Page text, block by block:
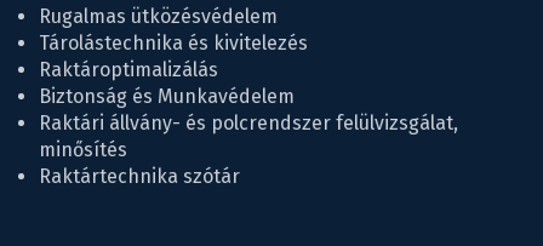
Rugalmas ütközésvédelem
Tárolástechnika és kivitelezés
Raktároptimalizálás
Biztonság és Munkavédelem
Raktári állvány- és polcrendszer felülvizsgálat,
minősítés
Raktártechnika szótár